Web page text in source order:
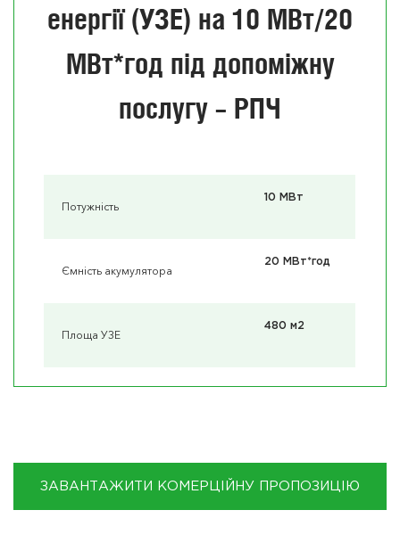
енергії (УЗЕ) на 10 МВт/20
МВт*год під допоміжну
послугу – РПЧ
Потужність
10 МВт
Ємність акумулятора
20 МВт*год
Площа УЗЕ
480 м2
ЗАВАНТАЖИТИ КОМЕРЦІЙНУ ПРОПОЗИЦІЮ